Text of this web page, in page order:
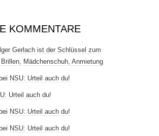
KOMMENTARE
Gerlach ist der Schlüssel zum
Mädchenschuh, Anmietung
bei NSU: Urteil auch du!
Urteil auch du!
bei NSU: Urteil auch du!
bei NSU: Urteil auch du!